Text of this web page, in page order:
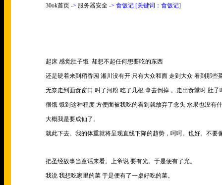
30ok首页 -> 服务器安全 -> 食饭记 [关键词：食饭记]
起床 感觉肚子饿 却想不起任何想要吃的东西
还是硬着来到稻香园 湘川没有开 只有大众和面 走到大众 看到那些
无奈走到面食窗口 叫了河粉 吃了几根 拿去倒掉 。走出食堂时 肚子
很饿 饿到这种程度 方便面被我吃的看到就放弃了念头 水果也没有
大概我是要成仙了。
就此下去。我的体重就将呈现直线下降的趋势，呵呵。也好。不要
把圣经故事当童话来看。上帝说 要有光。于是便有了光。
我说 我想吃家里的菜 于是便有了一桌好吃的菜。